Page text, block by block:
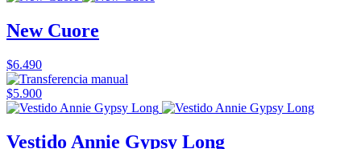
New Cuore
$6.490
$5.900
Vestido Annie Gypsy Long